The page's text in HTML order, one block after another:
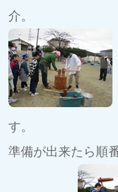
介。
す。
準備が出来たら順